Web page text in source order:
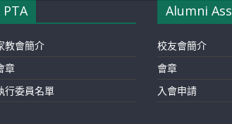
PTA
教會簡介
章
行委員名單
Alumni
校友會簡介
會章
入會申請